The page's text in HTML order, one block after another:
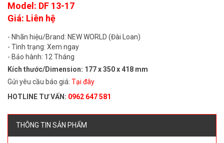
Model: DF 13-17
Giá: Liên hệ
- Nhãn hiệu/Brand: NEW WORLD (Đài Loan)
- Tình trạng: Xem ngay
- Bảo hành: 12 Tháng
Kích thước/Dimension: 177 x 350 x 418 mm
Gửi yêu cầu báo giá: Tại đây
HOTLINE TƯ VẤN: 0962 647 581
THÔNG TIN SẢN PHẨM